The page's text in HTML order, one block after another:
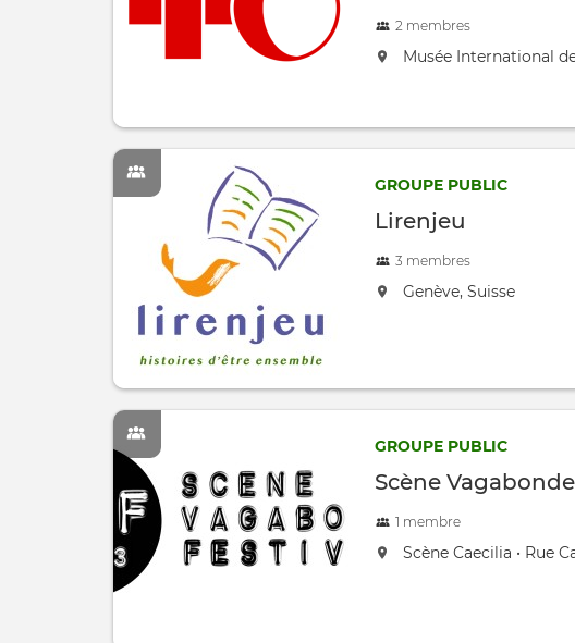
2 membres
located at:
Musée International
GROUPE PUBLIC
Lirenjeu
3 membres
located at:
Genève, Suisse
GROUPE PUBLIC
Scène
1 membre
located at:
Scène Caecilia ,• Rue